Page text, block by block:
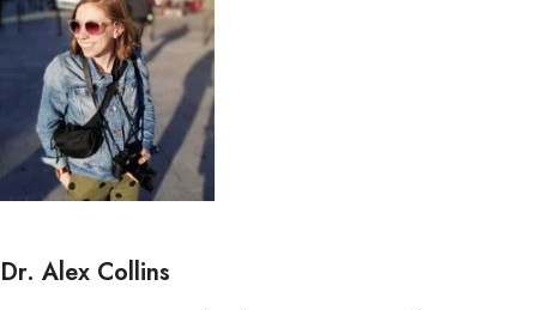
Dr. Alex Collins